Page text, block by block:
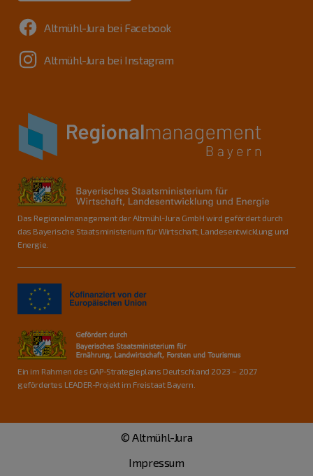
Altmühl-Jura bei Facebook
Altmühl-Jura bei Instagram
Das Regionalmanagement der Altmühl-Jura GmbH wird gefördert durch
das Bayerische Staatsministerium für Wirtschaft, Landesentwicklung und
Energie.
Ein im Rahmen des GAP-Strategieplans Deutschland 2023 – 2027
gefördertes LEADER-Projekt im Freistaat Bayern.
© Altmühl-Jura
Impressum